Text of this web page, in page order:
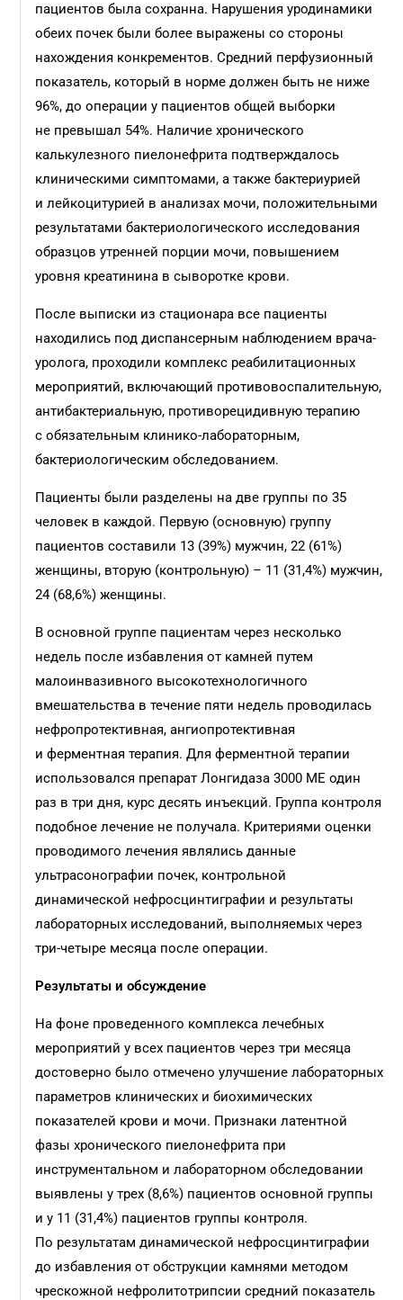
пациентов была сохранна. Нарушения уродинамики
обеих почек были более выражены со стороны
нахождения конкрементов. Средний перфузионный
показатель, который в норме должен быть не ниже
96%, до операции у пациентов общей выборки
не превышал 54%. Наличие хронического
калькулезного пиелонефрита подтверждалось
клиническими симптомами, а также бактериурией
и лейкоцитурией в анализах мочи, положительными
результатами бактериологического исследования
образцов утренней порции мочи, повышением
уровня креатинина в сыворотке крови.
После выписки из стационара все пациенты
находились под диспансерным наблюдением врача-
уролога, проходили комплекс реабилитационных
мероприятий, включающий противовоспалительную,
антибактериальную, противорецидивную терапию
с обязательным клинико-лабораторным,
бактериологическим обследованием.
Пациенты были разделены на две группы по 35
человек в каждой. Первую (основную) группу
пациентов составили 13 (39%) мужчин, 22 (61%)
женщины, вторую (контрольную) – 11 (31,4%) мужчин,
24 (68,6%) женщины.
В основной группе пациентам через несколько
недель после избавления от камней путем
малоинвазивного высокотехнологичного
вмешательства в течение пяти недель проводилась
нефропротективная, ангиопротективная
и ферментная терапия. Для ферментной терапии
использовался препарат Лонгида­за 3000 МЕ один
раз в три дня, курс десять инъекций. Группа контроля
подобное лечение не получала. Критериями оценки
проводимого лечения являлись данные
ультрасонографии почек, контрольной
динамической нефросцинтиграфии и результаты
лабораторных исследований, выполняемых через
три-четыре месяца после операции.
Результаты и обсуждение
На фоне проведенного комплекса лечебных
мероприятий у всех пациентов через три месяца
достоверно было отмечено улучшение лабораторных
параметров клинических и биохимических
показателей крови и мочи. Признаки латентной
фазы хронического пиелонефрита при
инструментальном и лабораторном обследовании
выявлены у трех (8,6%) пациентов основной группы
и у 11 (31,4%) пациентов группы контроля.
По результатам динамической нефросцинтиграфии
до избавления от обструкции камнями методом
чрескожной нефролитотрипсии средний показатель